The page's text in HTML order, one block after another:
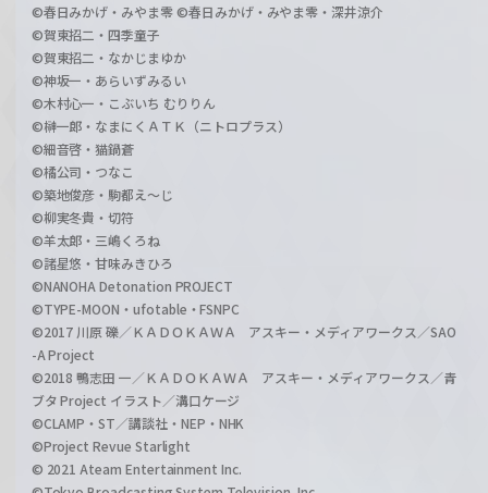
©春日みかげ・みやま零 ©春日みかげ・みやま零・深井涼介
©賀東招二・四季童子
©賀東招二・なかじまゆか
©神坂一・あらいずみるい
©木村心一・こぶいち むりりん
©榊一郎・なまにくＡＴＫ（ニトロプラス）
©細音啓・猫鍋蒼
©橘公司・つなこ
©築地俊彦・駒都え～じ
©柳実冬貴・切符
©羊太郎・三嶋くろね
©諸星悠・甘味みきひろ
©NANOHA Detonation PROJECT
©TYPE-MOON・ufotable・FSNPC
©2017 川原 礫／ＫＡＤＯＫＡＷＡ アスキー・メディアワークス／SAO
-A Project
©2018 鴨志田 一／ＫＡＤＯＫＡＷＡ アスキー・メディアワークス／青
ブタ Project イラスト／溝口ケージ
©CLAMP・ST／講談社・NEP・NHK
©Project Revue Starlight
© 2021 Ateam Entertainment Inc.